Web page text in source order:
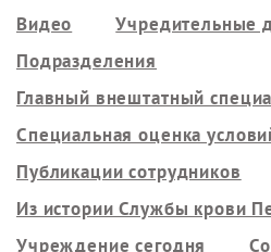
Видео
Учредительные
Подразделения
Главный внештатный
Специальная оценка
Публикации сотрудников
Из истории Службы крови
Учреждение сегодня